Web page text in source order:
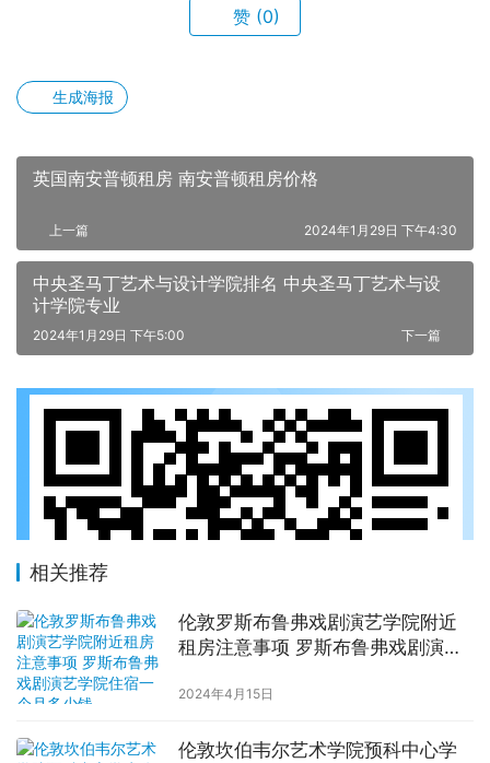
赞 (0)
生成海报
英国南安普顿租房 南安普顿租房价格
上一篇 2024年1月29日 下午4:30
中央圣马丁艺术与设计学院排名 中央圣马丁艺术与设
计学院专业
下一篇
2024年1月29日 下午5:00
相关推荐
伦敦罗斯布鲁弗戏剧演艺学院附近
租房注意事项 罗斯布鲁弗戏剧演艺
2024年4月15日
伦敦坎伯韦尔艺术学院预科中心学